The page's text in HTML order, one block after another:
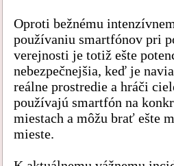
Oproti bežnému
používaniu smartfónov pri
verejnosti je totiž ešte
nebezpečnejšia, keď je
reálne prostredie a hráči
používajú smartfón na
miestach a môžu brať ešte
mieste.